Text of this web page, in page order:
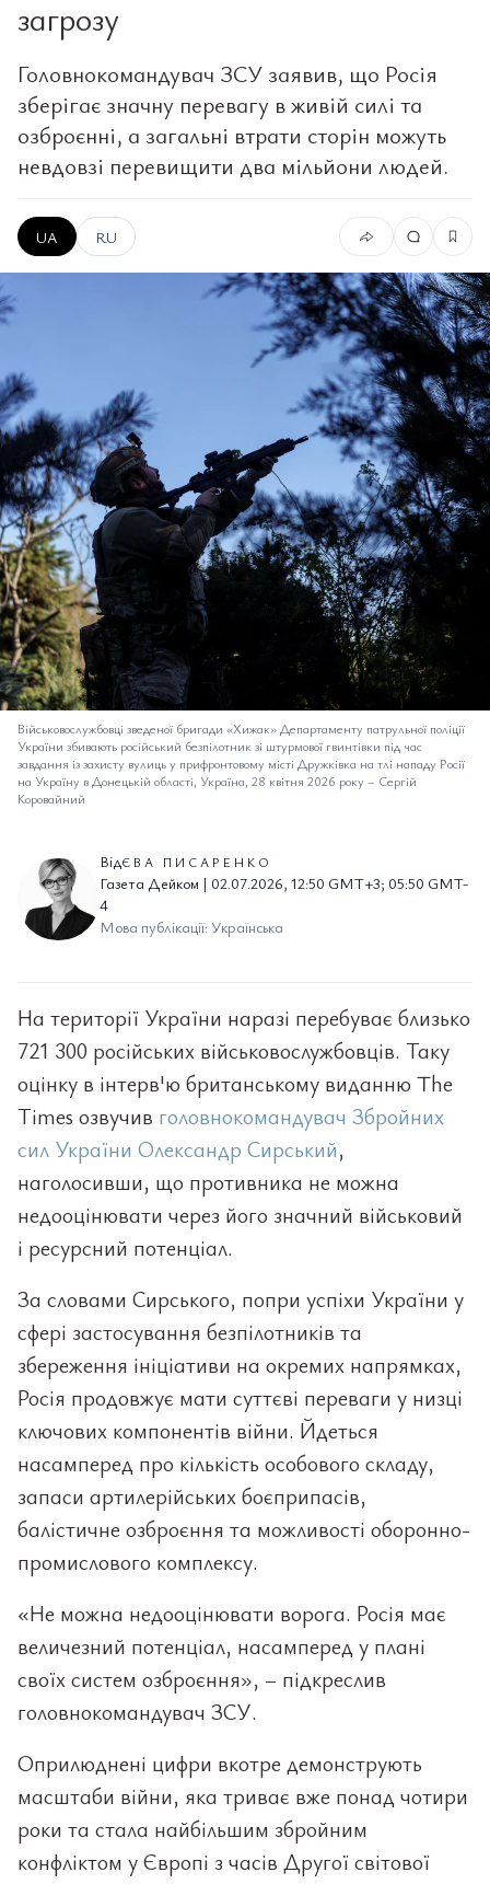
загрозу
Головнокомандувач ЗСУ заявив, що Росія
зберігає значну перевагу в живій силі та
озброєнні, а загальні втрати сторін можуть
невдовзі перевищити два мільйони людей.
UA RU
Військовослужбовці зведеної бригади «Хижак» Департаменту патрульної поліції
України збивають російський безпілотник зі штурмової гвинтівки під час
завдання із захисту вулиць у прифронтовому місті Дружківка на тлі нападу Росії
на Україну в Донецькій області, Україна, 28 квітня 2026 року – Сергій
Коровайний
ВідЄВА ПИСАРЕНКО
Газета Дейком | 02.07.2026, 12:50 GMT+3; 05:50 GMT-
4
Мова публікації: Українська
На території України наразі перебуває близько
721 300 російських військовослужбовців. Таку
оцінку в інтерв'ю британському виданню The
Times озвучив головнокомандувач Збройних
сил України Олександр Сирський,
наголосивши, що противника не можна
недооцінювати через його значний військовий
і ресурсний потенціал.
За словами Сирського, попри успіхи України у
сфері застосування безпілотників та
збереження ініціативи на окремих напрямках,
Росія продовжує мати суттєві переваги у низці
ключових компонентів війни. Йдеться
насамперед про кількість особового складу,
запаси артилерійських боєприпасів,
балістичне озброєння та можливості оборонно-
промислового комплексу.
«Не можна недооцінювати ворога. Росія має
величезний потенціал, насамперед у плані
своїх систем озброєння», – підкреслив
головнокомандувач ЗСУ.
Оприлюднені цифри вкотре демонструють
масштаби війни, яка триває вже понад чотири
роки та стала найбільшим збройним
конфліктом у Європі з часів Другої світової